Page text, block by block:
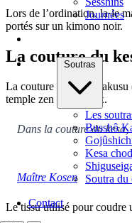
Journées
Soutras
Les
Busshô
Kesa
Soutra
Contact
Lors de l’ordination, la·le
portés sur un kimono noir.
La couture du
La couture zen d’un
temple zen du Caroux.
Dans la couture du
Maître Kosen
Le tissu utilisé pour coudre